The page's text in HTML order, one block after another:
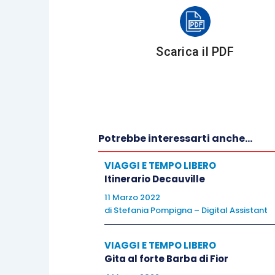
McKenzie invita un paziente ad
sdraiato in posizione prona (con il
Da qui sono partiti gli studi che hanno
uso spesso con i miei pazienti e i
C’è un’altra innovazione in questo
Scarica il PDF
Potrebbe interessarti anche...
VIAGGI E TEMPO LIBERO
Itinerario Decauville
11 Marzo 2022
di Stefania Pompigna – Digital Assistant
VIAGGI E TEMPO LIBERO
Gita al forte Barba di Fior